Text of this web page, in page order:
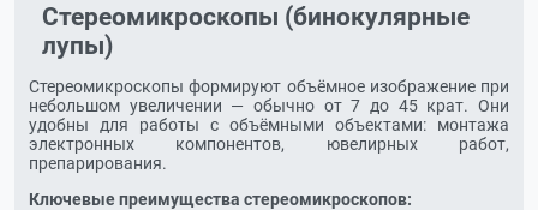
Стереомикроскопы (бинокулярные
лупы)
Стереомикроскопы формируют объёмное изображение при
небольшом увеличении — обычно от 7 до 45 крат. Они
удобны для работы с объёмными объектами: монтажа
электронных компонентов, ювелирных работ,
препарирования.
Ключевые преимущества стереомикроскопов: